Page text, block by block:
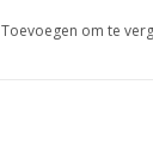
Toevoegen om te